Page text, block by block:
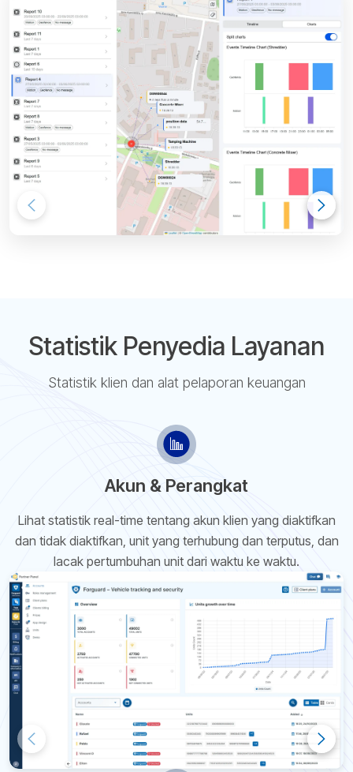
Statistik Penyedia Layanan
Statistik klien dan alat pelaporan keuangan
Akun & Perangkat
Lihat statistik real-time tentang akun klien yang diaktifkan
dan tidak diaktifkan, unit yang terhubung dan terputus, dan
lacak pertumbuhan unit dari waktu ke waktu.